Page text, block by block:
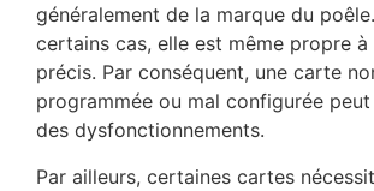
généralement de la marque du
certains cas, elle est même propre à
précis. Par conséquent, une carte
programmée ou mal configurée
des dysfonctionnements.
Par ailleurs, certaines cartes